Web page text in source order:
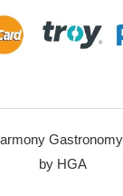
by HGA